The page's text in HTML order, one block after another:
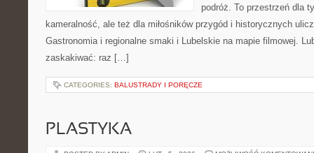
podróż. To przestrzeń dla
kameralność, ale też dla miłośników przygód i historycznych
Gastronomia i regionalne smaki i Lubelskie na mapie filmowej.
zaskakiwać: raz […]
CATEGORIES: BALUSTRADY I PORĘCZE
PLASTYKA